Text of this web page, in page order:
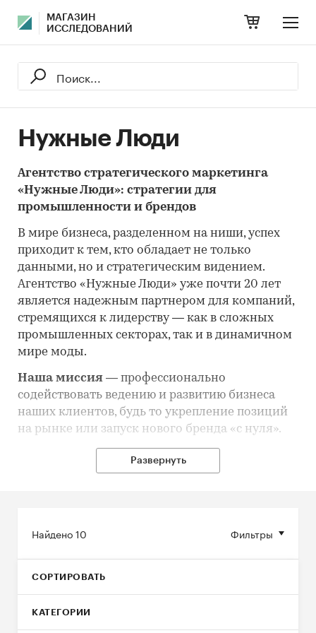
МАГАЗИН
ИССЛЕДОВАНИЙ
Нужные Люди
Агентство стратегического маркетинга
«Нужные Люди»: стратегии для
промышленности и брендов
В мире бизнеса, разделенном на ниши, успех
приходит к тем, кто обладает не только
данными, но и стратегическим видением.
Агентство «Нужные Люди» уже почти 20 лет
является надежным партнером для компаний,
стремящихся к лидерству — как в сложных
промышленных секторах, так и в динамичном
мире моды.
Наша миссия — профессионально
содействовать ведению и развитию бизнеса
наших клиентов, будь то укрепление позиций
на рынке или запуск нового бренда «с нуля».
Экспертиза для промышленности и B2B-
сложных отраслей, таких как электротехника,
Глубокие маркетинговые исследованияс
привлечением узкопрофильных экспертов.
Развернуть
Фильтры
Найдено10
СОРТИРОВАТЬ
КАТЕГОРИИ